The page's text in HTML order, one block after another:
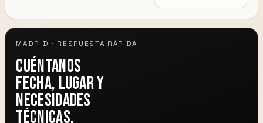
MADRID · RESPUESTA RÁPIDA
Cuéntanos
fecha, lugar y
necesidades
técnicas.